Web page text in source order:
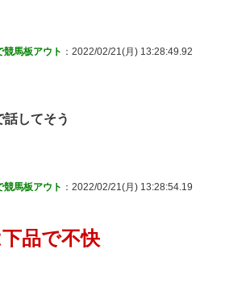
競馬板アウト ：2022/02/21(月) 13:28:49.92
してそう
競馬板アウト ：2022/02/21(月) 13:28:54.19
品で不快